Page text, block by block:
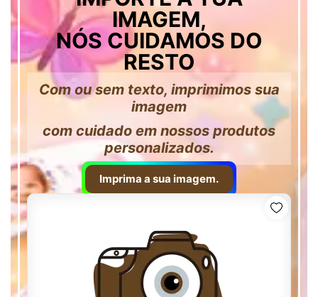
IMAGEM,
NÓS CUIDAMOS DO
RESTO
Com ou sem texto, imprimimos sua
imagem
com cuidado em nossos produtos
personalizados.
Imprima a sua imagem.